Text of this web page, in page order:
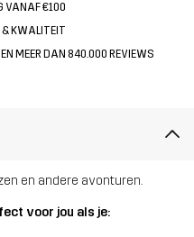
VANAF €100
& KWALITEIT
MEER DAN 840.000 REVIEWS
en andere avonturen.
voor jou als je: